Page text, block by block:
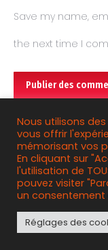
Save my name,
the next time I
Publier des
© 2019
Nous utilisons
vous offrir
mémorisant vos
En cliquant sur
l'utilisation de
pouvez visiter
un consentement
Réglages des